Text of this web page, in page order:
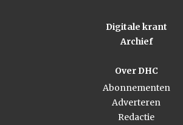
Digitale krant
Archief
Over DHC
Abonnementen
Adverteren
Redactie